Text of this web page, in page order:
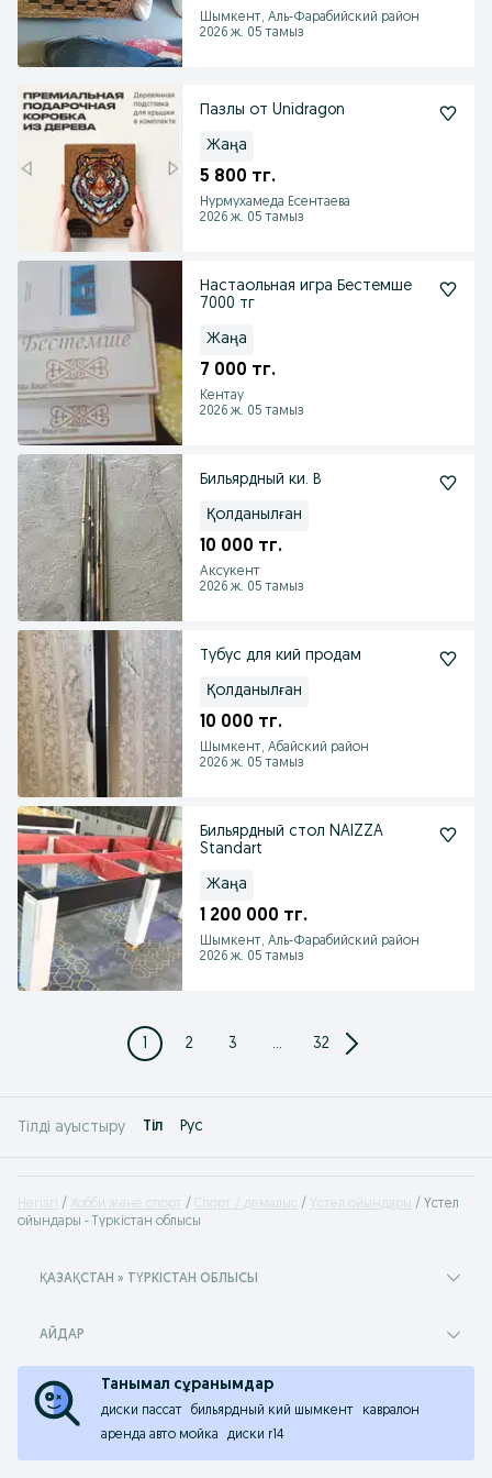
Шымкент, Аль-Фарабийский район
2026 ж. 05 тамыз
Пазлы от Unidragon
Жаңа
5 800 тг.
Нурмухамеда Есентаева
2026 ж. 05 тамыз
Настаольная игра Бестемше
7000 тг
Жаңа
7 000 тг.
Кентау
2026 ж. 05 тамыз
Бильярдный ки. В
Қолданылған
10 000 тг.
Аксукент
2026 ж. 05 тамыз
Тубус для кий продам
Қолданылған
10 000 тг.
Шымкент, Абайский район
2026 ж. 05 тамыз
Бильярдный стол NAIZZA
Standart
Жаңа
1 200 000 тг.
Шымкент, Аль-Фарабийский район
2026 ж. 05 тамыз
1 2 3 ... 32
Тілді ауыстыру Tіл Рус
Негізгі Хобби және спорт Спорт / демалыс Үстел ойындары
Үстел
ойындары - Түркістан облысы
ҚАЗАҚСТАН » ТҮРКІСТАН ОБЛЫСЫ
АЙДАР
Танымал сұранымдар
диски пассат бильярдный кий шымкент
кавралон
аренда авто мойка
диски r14